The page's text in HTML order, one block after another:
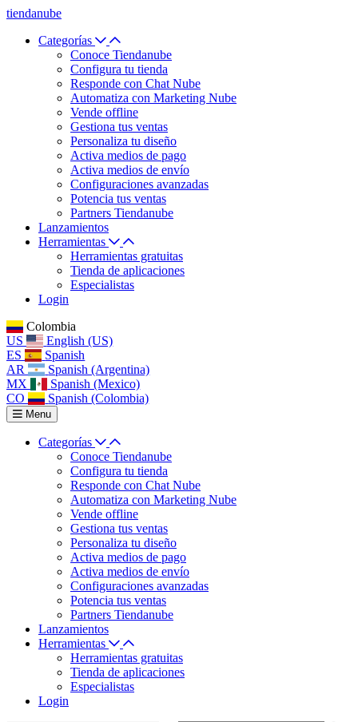
tiendanube
Categorías
Conoce Tiendanube
Configura tu tienda
Responde con Chat Nube
Automatiza con Marketing Nube
Vende offline
Gestiona tus ventas
Personaliza tu diseño
Activa medios de pago
Activa medios de envío
Configuraciones avanzadas
Potencia tus ventas
Partners Tiendanube
Lanzamientos
Herramientas
Herramientas gratuitas
Tienda de aplicaciones
Especialistas
Login
Colombia
US
English (US)
ES
Spanish
AR
Spanish (Argentina)
MX
Spanish (Mexico)
CO
Spanish (Colombia)
Menu
Categorías
Conoce Tiendanube
Configura tu tienda
Responde con Chat Nube
Automatiza con Marketing Nube
Vende offline
Gestiona tus ventas
Personaliza tu diseño
Activa medios de pago
Activa medios de envío
Configuraciones avanzadas
Potencia tus ventas
Partners Tiendanube
Lanzamientos
Herramientas
Herramientas gratuitas
Tienda de aplicaciones
Especialistas
Login